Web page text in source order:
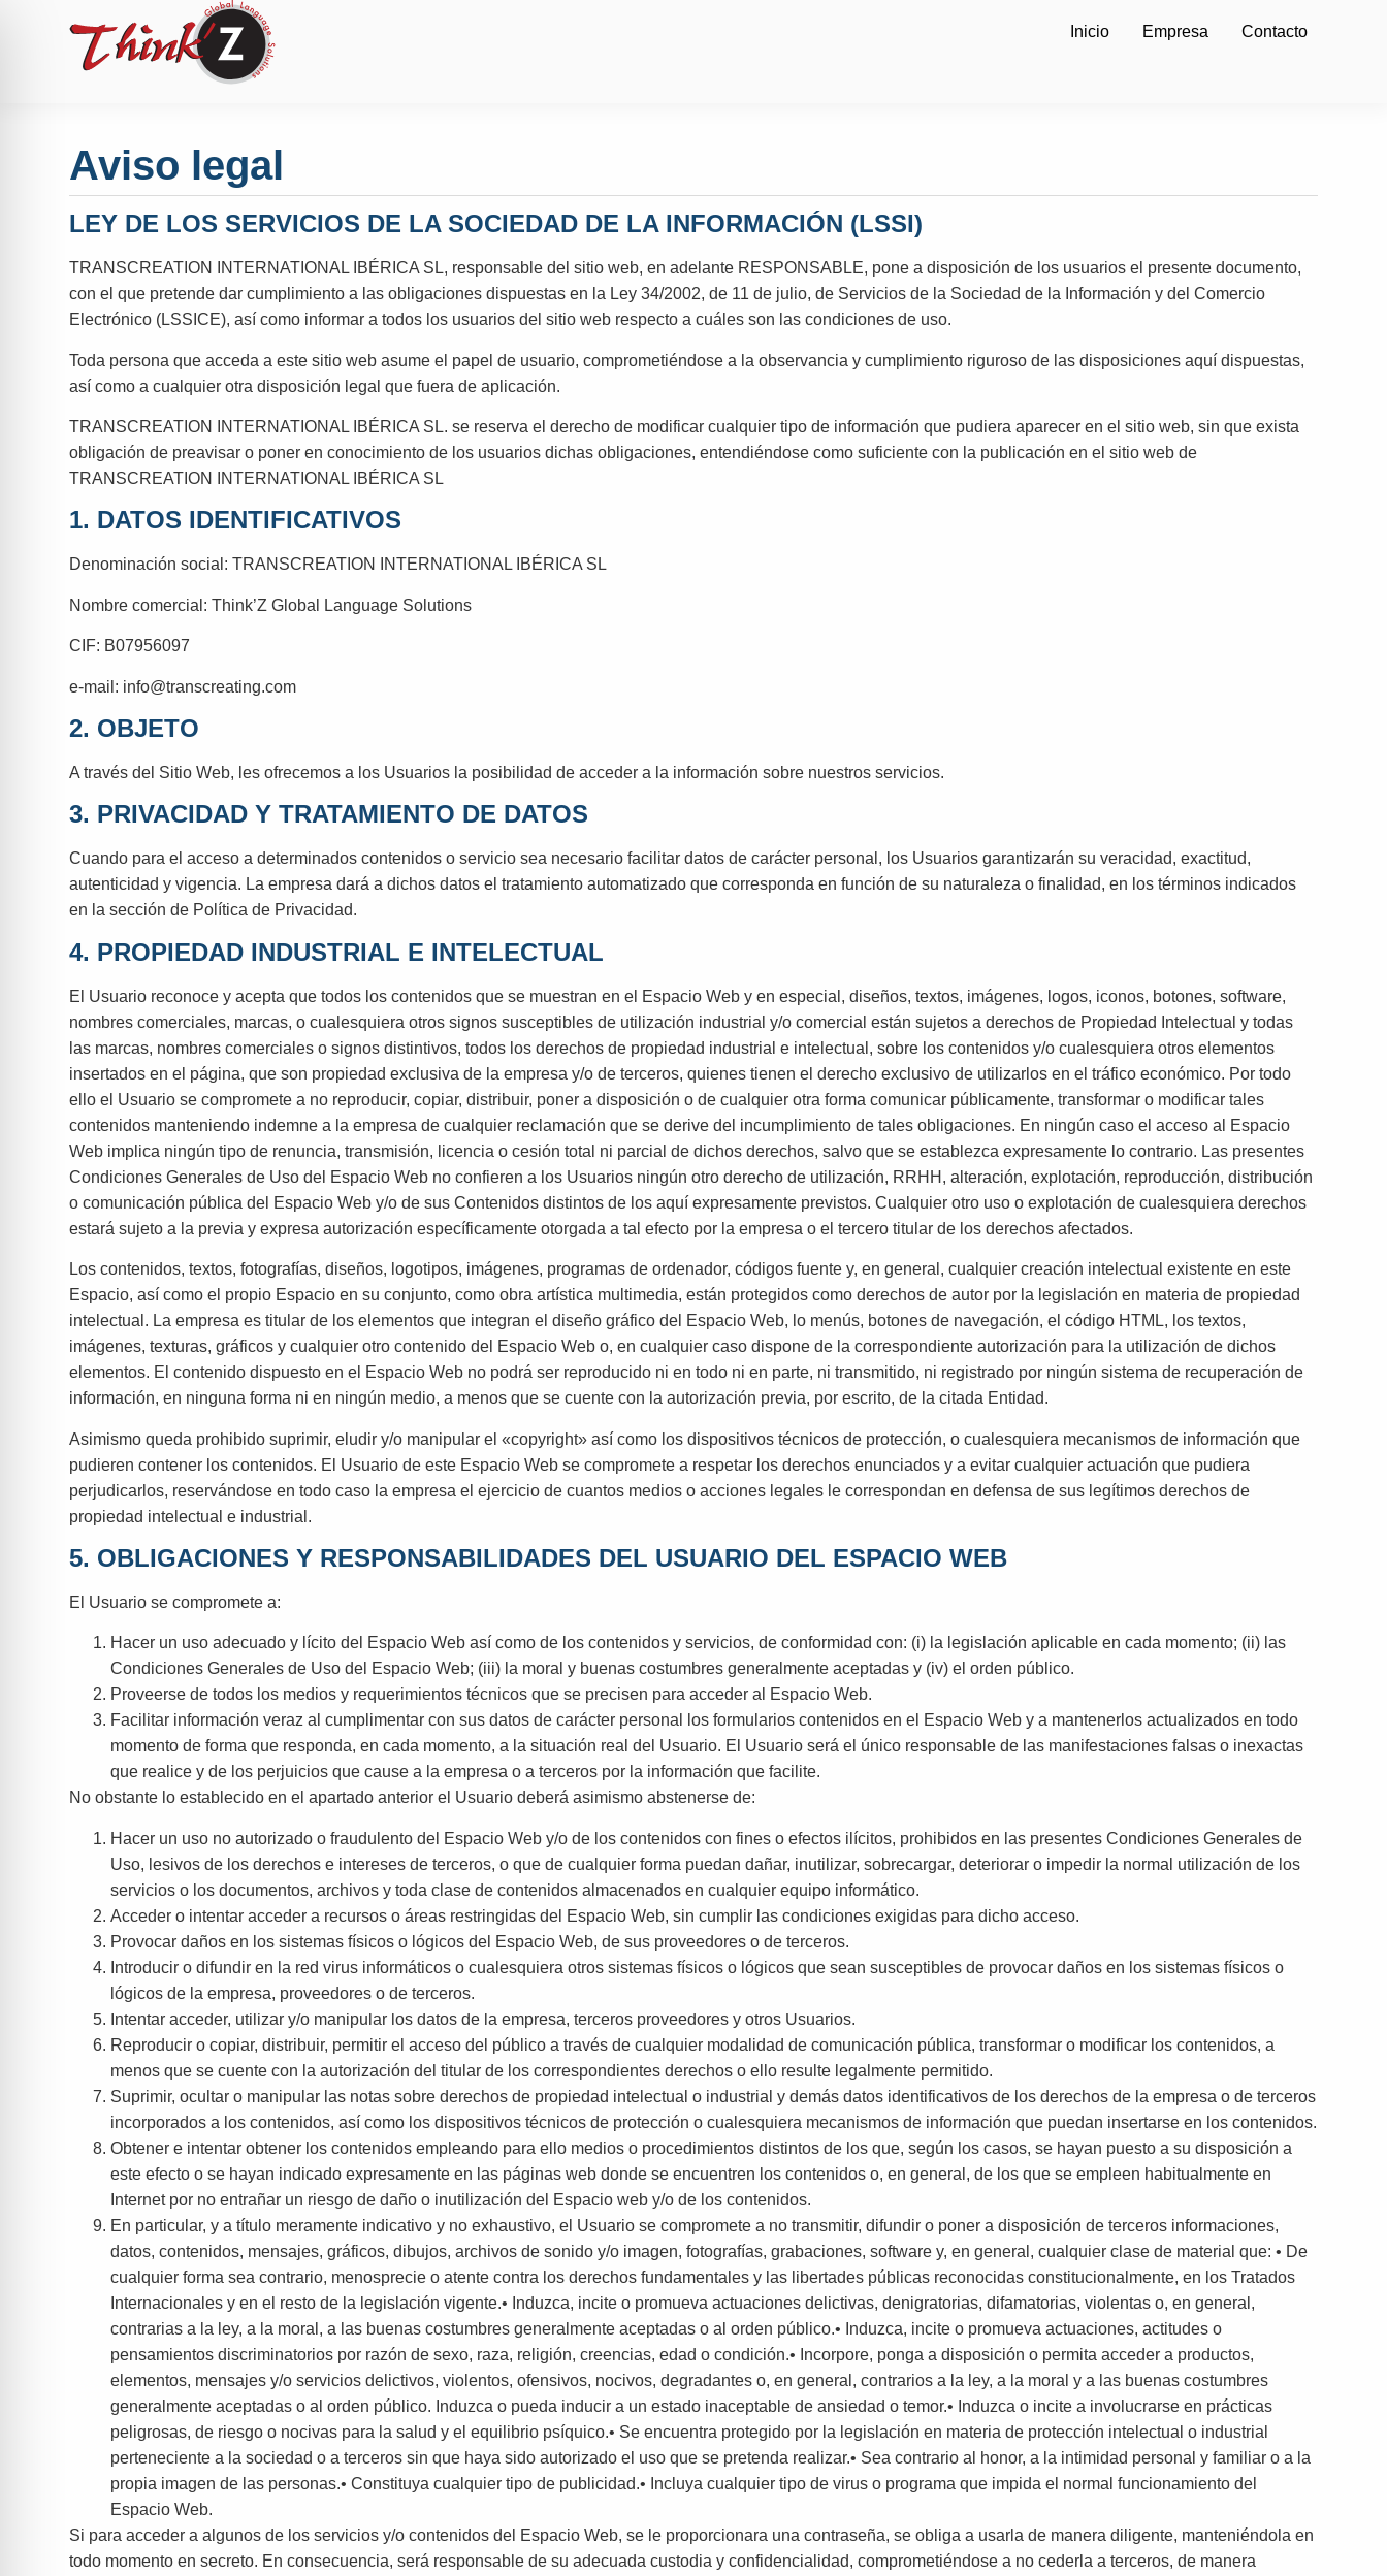
Inicio Empresa Contacto
Aviso legal
LEY DE LOS SERVICIOS DE LA SOCIEDAD DE LA INFORMACIÓN (LSSI)
TRANSCREATION INTERNATIONAL IBÉRICA SL, responsable del sitio web, en adelante RESPONSABLE, pone a disposición de los usuarios el presente documento,
con el que pretende dar cumplimiento a las obligaciones dispuestas en la Ley 34/2002, de 11 de julio, de Servicios de la Sociedad de la Información y del Comercio
Electrónico (LSSICE), así como informar a todos los usuarios del sitio web respecto a cuáles son las condiciones de uso.
Toda persona que acceda a este sitio web asume el papel de usuario, comprometiéndose a la observancia y cumplimiento riguroso de las disposiciones aquí dispuestas,
así como a cualquier otra disposición legal que fuera de aplicación.
TRANSCREATION INTERNATIONAL IBÉRICA SL. se reserva el derecho de modificar cualquier tipo de información que pudiera aparecer en el sitio web, sin que exista
obligación de preavisar o poner en conocimiento de los usuarios dichas obligaciones, entendiéndose como suficiente con la publicación en el sitio web de
TRANSCREATION INTERNATIONAL IBÉRICA SL
1. DATOS IDENTIFICATIVOS
Denominación social: TRANSCREATION INTERNATIONAL IBÉRICA SL
Nombre comercial: Think’Z Global Language Solutions
CIF: B07956097
e-mail: info@transcreating.com
2. OBJETO
A través del Sitio Web, les ofrecemos a los Usuarios la posibilidad de acceder a la información sobre nuestros servicios.
3. PRIVACIDAD Y TRATAMIENTO DE DATOS
Cuando para el acceso a determinados contenidos o servicio sea necesario facilitar datos de carácter personal, los Usuarios garantizarán su veracidad, exactitud,
autenticidad y vigencia. La empresa dará a dichos datos el tratamiento automatizado que corresponda en función de su naturaleza o finalidad, en los términos indicados
en la sección de Política de Privacidad.
4. PROPIEDAD INDUSTRIAL E INTELECTUAL
El Usuario reconoce y acepta que todos los contenidos que se muestran en el Espacio Web y en especial, diseños, textos, imágenes, logos, iconos, botones, software,
nombres comerciales, marcas, o cualesquiera otros signos susceptibles de utilización industrial y/o comercial están sujetos a derechos de Propiedad Intelectual y todas
las marcas, nombres comerciales o signos distintivos, todos los derechos de propiedad industrial e intelectual, sobre los contenidos y/o cualesquiera otros elementos
insertados en el página, que son propiedad exclusiva de la empresa y/o de terceros, quienes tienen el derecho exclusivo de utilizarlos en el tráfico económico. Por todo
ello el Usuario se compromete a no reproducir, copiar, distribuir, poner a disposición o de cualquier otra forma comunicar públicamente, transformar o modificar tales
contenidos manteniendo indemne a la empresa de cualquier reclamación que se derive del incumplimiento de tales obligaciones. En ningún caso el acceso al Espacio
Web implica ningún tipo de renuncia, transmisión, licencia o cesión total ni parcial de dichos derechos, salvo que se establezca expresamente lo contrario. Las presentes
Condiciones Generales de Uso del Espacio Web no confieren a los Usuarios ningún otro derecho de utilización, RRHH, alteración, explotación, reproducción, distribución
o comunicación pública del Espacio Web y/o de sus Contenidos distintos de los aquí expresamente previstos. Cualquier otro uso o explotación de cualesquiera derechos
estará sujeto a la previa y expresa autorización específicamente otorgada a tal efecto por la empresa o el tercero titular de los derechos afectados.
Los contenidos, textos, fotografías, diseños, logotipos, imágenes, programas de ordenador, códigos fuente y, en general, cualquier creación intelectual existente en este
Espacio, así como el propio Espacio en su conjunto, como obra artística multimedia, están protegidos como derechos de autor por la legislación en materia de propiedad
intelectual. La empresa es titular de los elementos que integran el diseño gráfico del Espacio Web, lo menús, botones de navegación, el código HTML, los textos,
imágenes, texturas, gráficos y cualquier otro contenido del Espacio Web o, en cualquier caso dispone de la correspondiente autorización para la utilización de dichos
elementos. El contenido dispuesto en el Espacio Web no podrá ser reproducido ni en todo ni en parte, ni transmitido, ni registrado por ningún sistema de recuperación de
información, en ninguna forma ni en ningún medio, a menos que se cuente con la autorización previa, por escrito, de la citada Entidad.
Asimismo queda prohibido suprimir, eludir y/o manipular el «copyright» así como los dispositivos técnicos de protección, o cualesquiera mecanismos de información que
pudieren contener los contenidos. El Usuario de este Espacio Web se compromete a respetar los derechos enunciados y a evitar cualquier actuación que pudiera
perjudicarlos, reservándose en todo caso la empresa el ejercicio de cuantos medios o acciones legales le correspondan en defensa de sus legítimos derechos de
propiedad intelectual e industrial.
5. OBLIGACIONES Y RESPONSABILIDADES DEL USUARIO DEL ESPACIO WEB
El Usuario se compromete a:
Hacer un uso adecuado y lícito del Espacio Web así como de los contenidos y servicios, de conformidad con: (i) la legislación aplicable en cada momento; (ii) las
Condiciones Generales de Uso del Espacio Web; (iii) la moral y buenas costumbres generalmente aceptadas y (iv) el orden público.
Proveerse de todos los medios y requerimientos técnicos que se precisen para acceder al Espacio Web.
Facilitar información veraz al cumplimentar con sus datos de carácter personal los formularios contenidos en el Espacio Web y a mantenerlos actualizados en todo
momento de forma que responda, en cada momento, a la situación real del Usuario. El Usuario será el único responsable de las manifestaciones falsas o inexactas
que realice y de los perjuicios que cause a la empresa o a terceros por la información que facilite.
No obstante lo establecido en el apartado anterior el Usuario deberá asimismo abstenerse de:
Hacer un uso no autorizado o fraudulento del Espacio Web y/o de los contenidos con fines o efectos ilícitos, prohibidos en las presentes Condiciones Generales de
Uso, lesivos de los derechos e intereses de terceros, o que de cualquier forma puedan dañar, inutilizar, sobrecargar, deteriorar o impedir la normal utilización de los
servicios o los documentos, archivos y toda clase de contenidos almacenados en cualquier equipo informático.
Acceder o intentar acceder a recursos o áreas restringidas del Espacio Web, sin cumplir las condiciones exigidas para dicho acceso.
Provocar daños en los sistemas físicos o lógicos del Espacio Web, de sus proveedores o de terceros.
Introducir o difundir en la red virus informáticos o cualesquiera otros sistemas físicos o lógicos que sean susceptibles de provocar daños en los sistemas físicos o
lógicos de la empresa, proveedores o de terceros.
Intentar acceder, utilizar y/o manipular los datos de la empresa, terceros proveedores y otros Usuarios.
Reproducir o copiar, distribuir, permitir el acceso del público a través de cualquier modalidad de comunicación pública, transformar o modificar los contenidos, a
menos que se cuente con la autorización del titular de los correspondientes derechos o ello resulte legalmente permitido.
Suprimir, ocultar o manipular las notas sobre derechos de propiedad intelectual o industrial y demás datos identificativos de los derechos de la empresa o de terceros
incorporados a los contenidos, así como los dispositivos técnicos de protección o cualesquiera mecanismos de información que puedan insertarse en los contenidos.
Obtener e intentar obtener los contenidos empleando para ello medios o procedimientos distintos de los que, según los casos, se hayan puesto a su disposición a
este efecto o se hayan indicado expresamente en las páginas web donde se encuentren los contenidos o, en general, de los que se empleen habitualmente en
Internet por no entrañar un riesgo de daño o inutilización del Espacio web y/o de los contenidos.
En particular, y a título meramente indicativo y no exhaustivo, el Usuario se compromete a no transmitir, difundir o poner a disposición de terceros informaciones,
datos, contenidos, mensajes, gráficos, dibujos, archivos de sonido y/o imagen, fotografías, grabaciones, software y, en general, cualquier clase de material que: • De
cualquier forma sea contrario, menosprecie o atente contra los derechos fundamentales y las libertades públicas reconocidas constitucionalmente, en los Tratados
Internacionales y en el resto de la legislación vigente.• Induzca, incite o promueva actuaciones delictivas, denigratorias, difamatorias, violentas o, en general,
contrarias a la ley, a la moral, a las buenas costumbres generalmente aceptadas o al orden público.• Induzca, incite o promueva actuaciones, actitudes o
pensamientos discriminatorios por razón de sexo, raza, religión, creencias, edad o condición.• Incorpore, ponga a disposición o permita acceder a productos,
elementos, mensajes y/o servicios delictivos, violentos, ofensivos, nocivos, degradantes o, en general, contrarios a la ley, a la moral y a las buenas costumbres
generalmente aceptadas o al orden público. Induzca o pueda inducir a un estado inaceptable de ansiedad o temor.• Induzca o incite a involucrarse en prácticas
peligrosas, de riesgo o nocivas para la salud y el equilibrio psíquico.• Se encuentra protegido por la legislación en materia de protección intelectual o industrial
perteneciente a la sociedad o a terceros sin que haya sido autorizado el uso que se pretenda realizar.• Sea contrario al honor, a la intimidad personal y familiar o a la
propia imagen de las personas.• Constituya cualquier tipo de publicidad.• Incluya cualquier tipo de virus o programa que impida el normal funcionamiento del
Espacio Web.
Si para acceder a algunos de los servicios y/o contenidos del Espacio Web, se le proporcionara una contraseña, se obliga a usarla de manera diligente, manteniéndola en
todo momento en secreto. En consecuencia, será responsable de su adecuada custodia y confidencialidad, comprometiéndose a no cederla a terceros, de manera